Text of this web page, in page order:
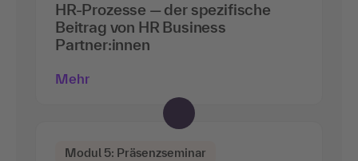
HR-Prozesse — der spezifische
Beitrag von HR Business
Partner:innen
Mehr
Modul 5: Präsenzseminar